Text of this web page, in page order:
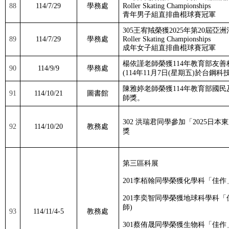
88 114/7/29 學務處
Roller Skating Championships
青年男子組直排曲棍球賽冠軍
89 114/7/29 學務處
305王宥羢榮獲2025年第20屆亞洲
Roller Skating Championships
成年女子組直排曲棍球賽冠軍
90 114/9/9 學務處
楊依謹老師榮獲114年教育部友善
(114年11 月 7日 (星期五)於台鋼科
91 114/10/21 圖書館
陳雅婷老師榮獲114年教育部國民
師獎。
92 114/10/20 教務處
302 洪瑞君同學參加「 2025日本
獎
93 114/11/4-5 教務處
第三區科展
201李栢翰同學榮獲化學科「佳
201李奕智同學榮獲地球科學科
師)
301蔡侑晟同學榮獲生物科「佳